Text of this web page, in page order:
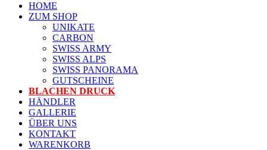
HOME
ZUM SHOP
UNIKATE
CARBON
SWISS ARMY
SWISS ALPS
SWISS PANORAMA
GUTSCHEINE
BLACHEN DRUCK
HÄNDLER
GALLERIE
ÜBER UNS
KONTAKT
WARENKORB